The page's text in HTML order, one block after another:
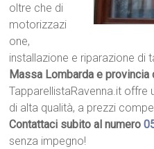
oltre che di
motorizzazi
one,
installazione e riparazione di
Massa Lombarda e provincia
TapparellistaRavenna.it offre
di alta qualità, a prezzi
Contattaci subito al numero
senza impegno!